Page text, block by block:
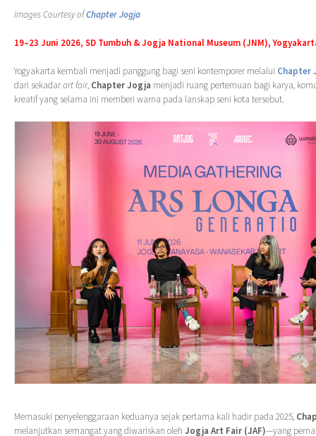
Images Courtesy ofChapter Jogja
19–23 Juni 2026, SD Tumbuh & Jogja National Museum (JNM),
Yogyakarta kembali menjadi panggung bagi seni kontemporer melalui Chapter
dari sekadarart fair, Chapter Jogja menjadi ruang pertemuan bagi karya,
kreatif yang selama ini memberi warna pada lanskap seni kota tersebut.
Memasuki penyelenggaraan keduanya sejak pertama kali hadir pada 2025,
melanjutkan semangat yang diwariskan oleh Jogja Art Fair (JAF)—yang